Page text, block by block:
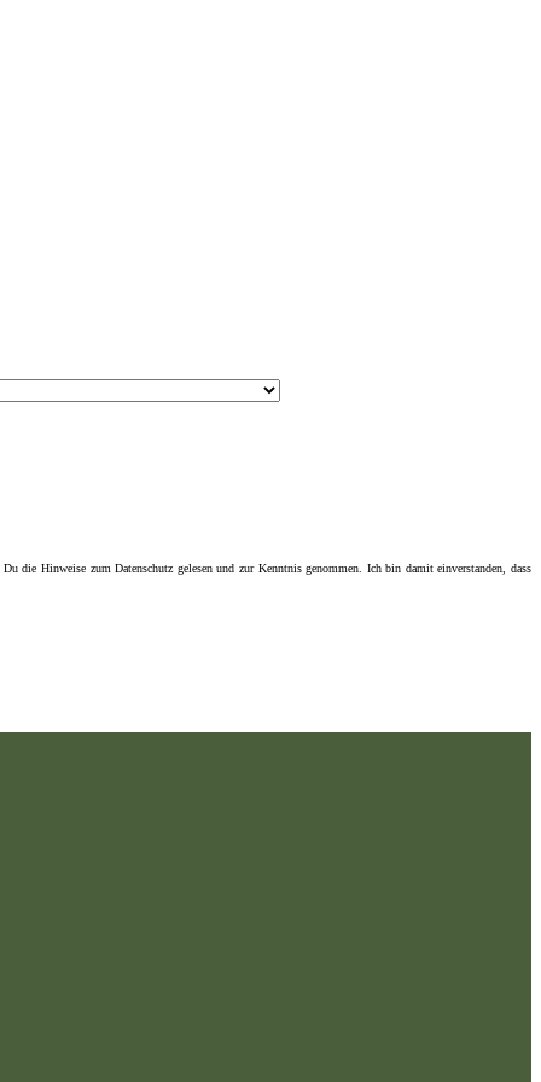
die Hinweise zum Datenschutz gelesen und zur Kenntnis genommen. Ich bin damit einverstanden, dass